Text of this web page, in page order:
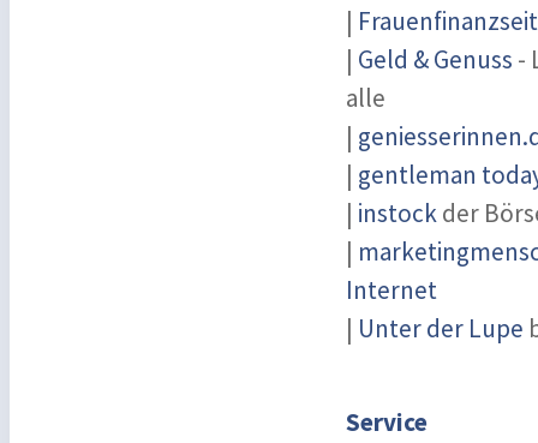
|
| Geld & Genuss -
alle
|
| gentleman
| instockder
|
Internet
| Unter der Lupe
Service